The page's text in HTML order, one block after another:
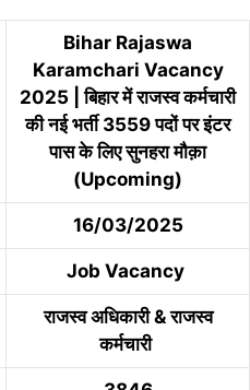
Bihar Rajaswa
Karamchari Vacancy
2025 | बिहार में राजस्व कर्मचारी
की नई भर्ती 3559 पदों पर इंटर
पास के लिए सुनहरा मौक़ा
(Upcoming)
16/03/2025
Job Vacancy
राजस्व अधिकारी & राजस्व
कर्मचारी